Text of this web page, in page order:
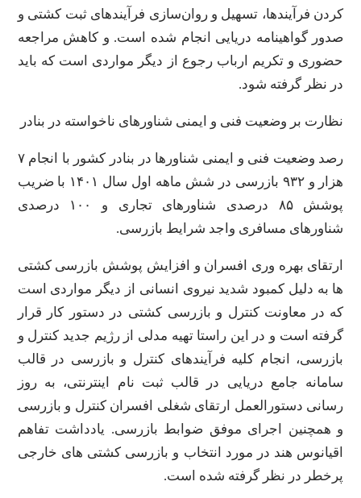
کردن فرآیندها، تسهیل و روان‌سازی فرآیندهای ثبت کشتی و
صدور گواهینامه دریایی انجام شده است. و کاهش مراجعه
حضوری و تکریم ارباب رجوع از دیگر مواردی است که باید
در نظر گرفته شود.
نظارت بر وضعیت فنی و ایمنی شناورهای ناخواسته در بنادر
رصد وضعیت فنی و ایمنی شناورها در بنادر کشور با انجام ۷
هزار و ۹۳۲ بازرسی در شش ماهه اول سال ۱۴۰۱ با ضریب
پوشش ۸۵ درصدی شناورهای تجاری و ۱۰۰ درصدی
شناورهای مسافری واجد شرایط بازرسی.
ارتقای بهره وری افسران و افزایش پوشش بازرسی کشتی
ها به دلیل کمبود شدید نیروی انسانی از دیگر مواردی است
که در معاونت کنترل و بازرسی کشتی در دستور کار قرار
گرفته است و در این راستا تهیه مدلی از رژیم جدید کنترل و
بازرسی، انجام کلیه فرآیندهای کنترل و بازرسی در قالب
سامانه جامع دریایی در قالب ثبت نام اینترنتی، به روز
رسانی دستورالعمل ارتقای شغلی افسران کنترل و بازرسی
و همچنین اجرای موفق ضوابط بازرسی. یادداشت تفاهم
اقیانوس هند در مورد انتخاب و بازرسی کشتی های خارجی
پرخطر در نظر گرفته شده است.